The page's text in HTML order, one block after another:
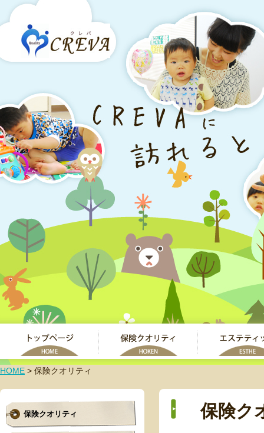
HOME > 保険クオリティ
保険ク
保険クオリティ